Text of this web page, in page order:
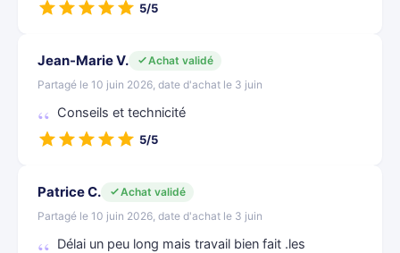
5/5
Jean-Marie V.
Achat validé
Partagé le 10 juin 2026, date d'achat le 3 juin
Conseils et technicité
5/5
Patrice C.
Achat validé
Partagé le 10 juin 2026, date d'achat le 3 juin
Délai un peu long mais travail bien fait .les